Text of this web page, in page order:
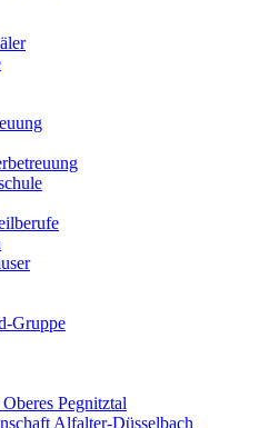
Gruppe
Pegnitztal
Alfalter-Düsselbach